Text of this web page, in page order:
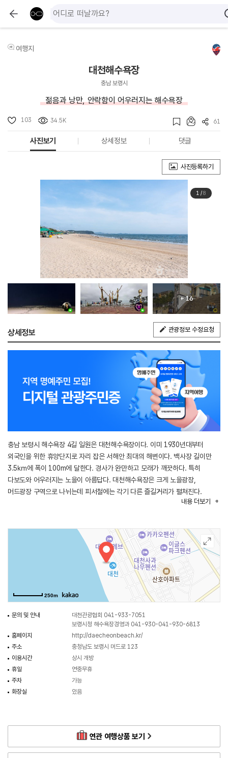
여행지
대천해수욕장
충남 보령시
젊음과 낭만, 안락함이 어우러지는 해수욕장
103 34.5K 61
사진보기 상세정보 댓글
사진등록하기
1 /8
+ 16
상세정보 관광정보 수정요청
충남 보령시 해수욕장 4길 일원은 대천해수욕장이다. 이미 1930년대부터
외국인을 위한 휴양단지로 자리 잡은 서해안 최대의 해변이다. 백사장 길이만
3.5㎞에 폭이 100m에 달한다. 경사가 완만하고 모래가 깨끗하다. 특히
다보도와 어우러지는 노을이 아름답다. 대천해수욕장은 크게 노을광장,
머드광장 구역으로 나뉘는데 피서철에는 각기 다른 즐길거리가 펼쳐진다.
해마다 열리는 보령머드축제는 국내를 넘어 세계인의 관심을 끌고 있다.
해수욕장 끝자락에는 보령머드체험관이 있다. 머드사우나와 머드온돌방,
머드셀프팩과 머드마사지 등이 가능하다. 대천해수욕장에서는 해수욕 외에도
즐길 거리가 많다. 대천 집트렉은 바다로 돌진하는 듯한 오싹한 설렘을
선사한다. 스카이 바이크는 대천해수욕장과 대천항을 오가는 전국 최초의 해상
레일 바이크다. 수면에서 8~15m 높이에 선로를 달아 바닷길을 달리게 했다.
40분간 2.3㎞를 왕복 운행하는데 가능하면 바닷물이 차 있는 만조 시
탑승하기를 추천한다.
내용 더보기
250m
문의 및 안내
대천관광협회 041-933-7051
보령시청 해수욕장경영과 041-930-041-930-6813
홈페이지
http://daecheonbeach.kr/
주소
충청남도 보령시 머드로 123
이용시간
상시 개방
휴일
연중무휴
주차
가능
화장실
있음
연관 여행상품 보기